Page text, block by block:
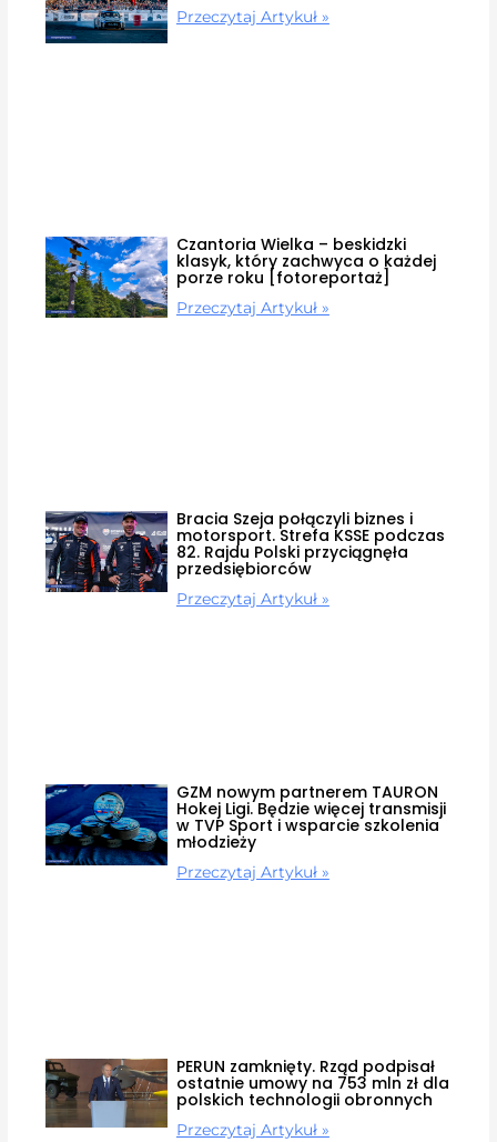
Przeczytaj Artykuł »
Czantoria Wielka – beskidzki
klasyk, który zachwyca o każdej
porze roku [fotoreportaż]
Przeczytaj Artykuł »
Bracia Szeja połączyli biznes i
motorsport. Strefa KSSE podczas
82. Rajdu Polski przyciągnęła
przedsiębiorców
Przeczytaj Artykuł »
GZM nowym partnerem TAURON
Hokej Ligi. Będzie więcej transmisji
w TVP Sport i wsparcie szkolenia
młodzieży
Przeczytaj Artykuł »
PERUN zamknięty. Rząd podpisał
ostatnie umowy na 753 mln zł dla
polskich technologii obronnych
Przeczytaj Artykuł »